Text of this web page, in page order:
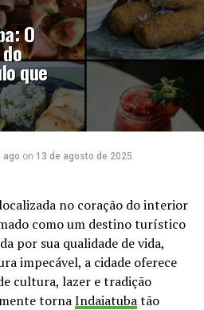
O
que
ago on 13 de agosto de 2025
no coração do interior
como um destino turístico
por sua qualidade de vida,
impecável, a cidade oferece
cultura, lazer e tradição
tornaIndaiatubatão